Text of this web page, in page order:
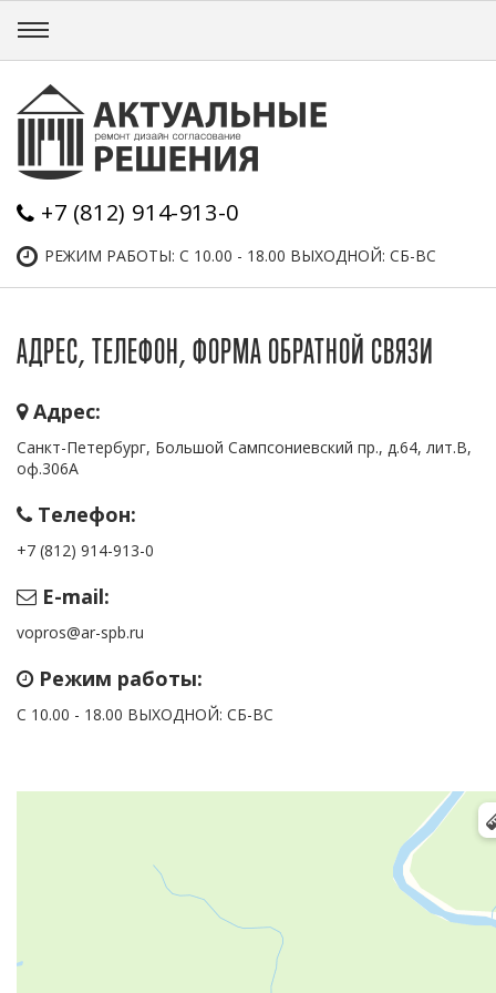
+7 (812) 914-913-0
РЕЖИМ РАБОТЫ: С 10.00 - 18.00 ВЫХОДНОЙ: СБ-ВС
АДРЕС, ТЕЛЕФОН, ФОРМА ОБРАТНОЙ СВЯЗИ
Адрес:
Санкт-Петербург, Большой Сампсониевский пр., д.64, лит.В,
оф.306А
Телефон:
+7 (812) 914-913-0
E-mail:
vopros@ar-spb.ru
Режим работы:
С 10.00 - 18.00 ВЫХОДНОЙ: СБ-ВС